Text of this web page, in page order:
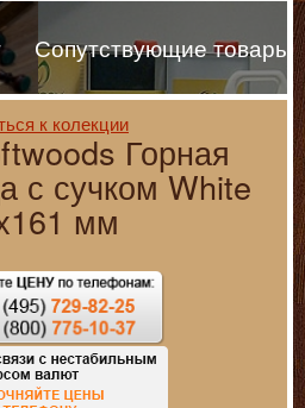
Сопутствующие товары
Горная
с сучком White
мм
к колекции